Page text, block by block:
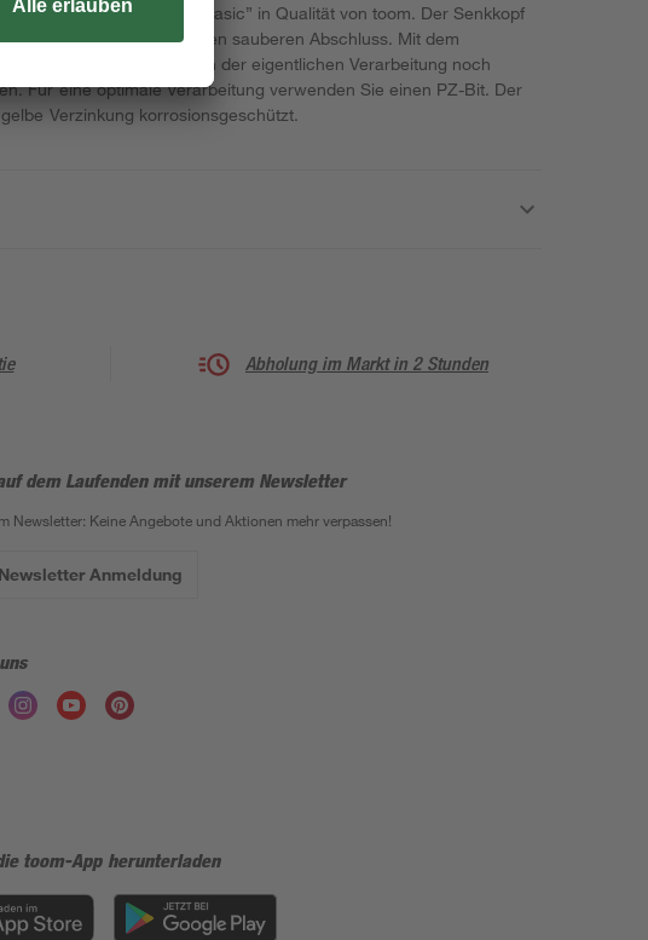
Spanplattenschrauben "Basic” in Qualität von toom. Der Senkkopf
an und sorgt für einen sauberen Abschluss. Mit dem
die Schraube auch nach der eigentlichen Verarbeitung noch
Für eine optimale Verarbeitung verwenden Sie einen PZ-Bit. Der
Verzinkung korrosionsgeschützt.
Abholung im Markt in 2 Stunden
dem Laufenden mit unserem Newsletter
Newsletter: Keine Angebote und Aktionen mehr verpassen!
Anmeldung
toom-App herunterladen